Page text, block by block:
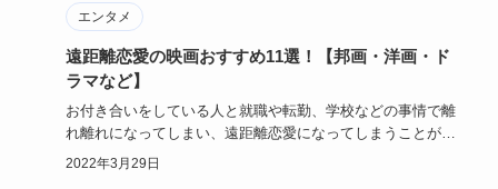
エンタメ
遠距離恋愛の映画おすすめ11選！【邦画・洋画・ド
ラマなど】
お付き合いをしている人と就職や転勤、学校などの事情で離
れ離れになってしまい、遠距離恋愛になってしまうことがあ
ります。会いた…
2022年3月29日